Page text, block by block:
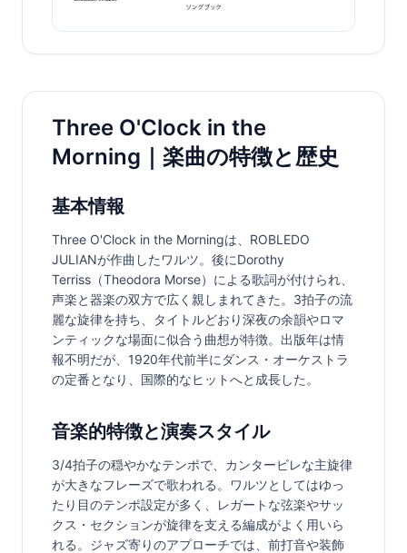
Three O'Clock in the
Morning｜楽曲の特徴と歴史
基本情報
Three O'Clock in the Morningは、ROBLEDO
JULIANが作曲したワルツ。後にDorothy
Terriss（Theodora Morse）による歌詞が付けられ、
声楽と器楽の双方で広く親しまれてきた。3拍子の流
麗な旋律を持ち、タイトルどおり深夜の余韻やロマ
ンティックな場面に似合う曲想が特徴。出版年は情
報不明だが、1920年代前半にダンス・オーケストラ
の定番となり、国際的なヒットへと成長した。
音楽的特徴と演奏スタイル
3/4拍子の穏やかなテンポで、カンタービレな主旋律
が大きなフレーズで歌われる。ワルツとしてはゆっ
たり目のテンポ設定が多く、レガートな弦楽やサッ
クス・セクションが旋律を支える編成がよく用いら
れる。ジャズ寄りのアプローチでは、前打音や装飾